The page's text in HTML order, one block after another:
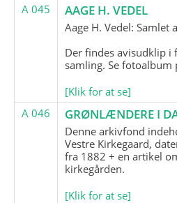
A 045
AAGE H. VEDEL
Aage H. Vedel: Samlet
Der findes avisudklip
samling. Se
[Klik for at se]
A 046
GRØNLÆNDERE I
Denne arkivfond
Vestre Kirkegaard,
fra 1882 + en artikel
kirkegården.
[Klik for at se]